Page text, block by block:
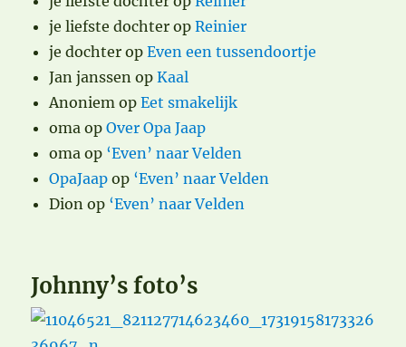
je liefste dochter opReinier
je dochter opEven een tussendoortje
Jan janssen opKaal
Anoniem opEet smakelijk
oma opOver Opa Jaap
oma op ‘Even’ naar Velden
OpaJaap op ‘Even’ naar Velden
Dion op ‘Even’ naar Velden
Johnny’s foto’s